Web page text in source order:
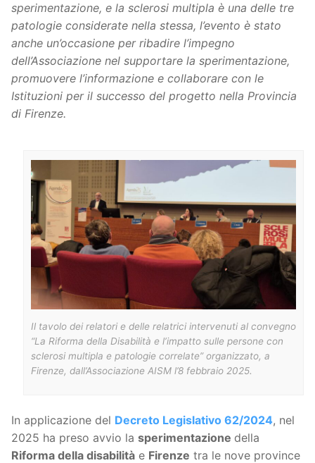
sperimentazione, e la sclerosi multipla è una delle tre
patologie considerate nella stessa, l’evento è stato
anche un’occasione per ribadire l’impegno
dell’Associazione nel supportare la sperimentazione,
promuovere l’informazione e collaborare con le
Istituzioni per il successo del progetto nella Provincia
di Firenze.
Il tavolo dei relatori e delle relatrici intervenuti al convegno
“La Riforma della Disabilità e l’impatto sulle persone con
sclerosi multipla e patologie correlate” organizzato, a
Firenze, dall’Associazione AISM l’8 febbraio 2025.
In applicazione del Decreto Legislativo 62/2024, nel
2025 ha preso avvio la sperimentazione della
Riforma della disabilità e Firenze tra le nove province